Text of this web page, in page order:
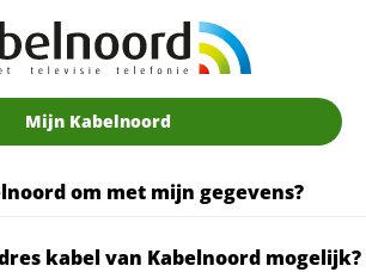
Mijn Kabelnoord
om met mijn gegevens?
kabel van Kabelnoord mogelijk?